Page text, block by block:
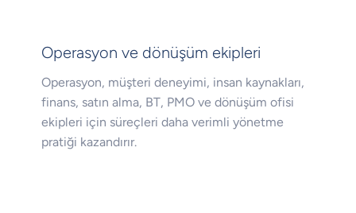
Operasyon ve dönüşüm ekipleri
Operasyon, müşteri deneyimi, insan kaynakları,
finans, satın alma, BT, PMO ve dönüşüm ofisi
ekipleri için süreçleri daha verimli yönetme
pratiği kazandırır.